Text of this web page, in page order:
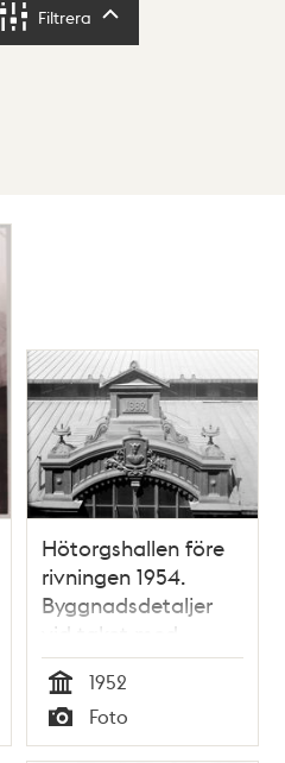
Filtrera
Hötorgshallen före
rivningen 1954.
Byggnadsdetaljer
vid taket med
årtalet 1882 då
saluhallen byggdes
och vapensköld
med St. Erik
Tid
1952
Typ
Foto